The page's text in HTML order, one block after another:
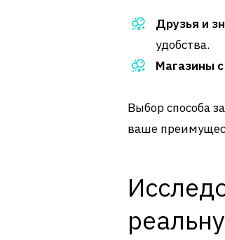
Друзья и
удобства.
Магазины
Выбор способа
ваше